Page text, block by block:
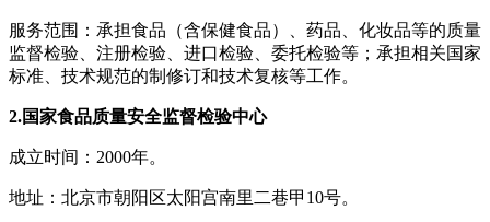
服务范围：承担食品（含保健食品）、药品、化妆品等的质量
监督检验、注册检验、进口检验、委托检验等；承担相关国家
标准、技术规范的制修订和技术复核等工作。
2.国家食品质量安全监督检验中心
成立时间：2000年。
地址：北京市朝阳区太阳宫南里二巷甲10号。